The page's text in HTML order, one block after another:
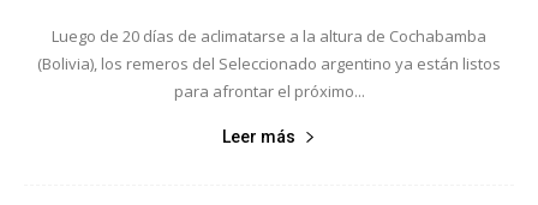
Luego de 20 días de aclimatarse a la altura de Cochabamba
(Bolivia), los remeros del Seleccionado argentino ya están listos
para afrontar el próximo...
Leer más